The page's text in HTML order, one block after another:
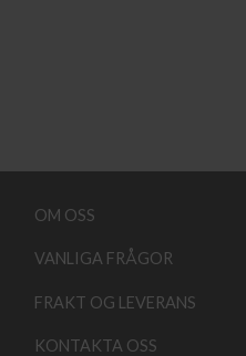
OM OSS
VANLIGA FRÅGOR
FRAKT OG LEVERANS
KONTAKTA OSS